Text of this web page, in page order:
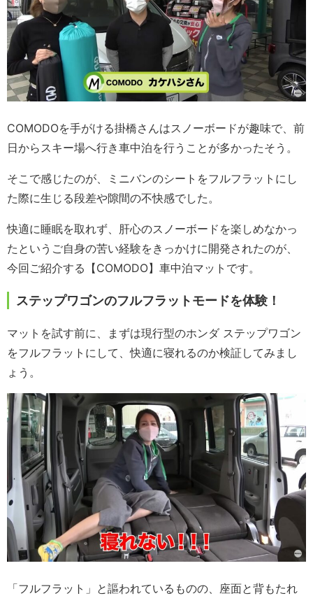
COMODOを手がける掛橋さんはスノーボードが趣味で、前
日からスキー場へ行き車中泊を行うことが多かったそう。
そこで感じたのが、ミニバンのシートをフルフラットにし
た際に生じる段差や隙間の不快感でした。
快適に睡眠を取れず、肝心のスノーボードを楽しめなかっ
たというご自身の苦い経験をきっかけに開発されたのが、
今回ご紹介する【COMODO】車中泊マットです。
ステップワゴンのフルフラットモードを体験！
マットを試す前に、まずは現行型のホンダ ステップワゴン
をフルフラットにして、快適に寝れるのか検証してみまし
ょう。
「フルフラット」と謳われているものの、座面と背もたれ